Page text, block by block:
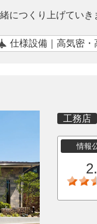
につくり上げていき
仕様設備｜高気密・
工務店
情報